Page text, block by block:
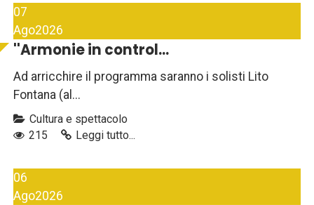
07
Ago2026
''Armonie in control...
Ad arricchire il programma saranno i solisti Lito
Fontana (al...
Cultura e spettacolo
215
Leggi tutto...
06
Ago2026